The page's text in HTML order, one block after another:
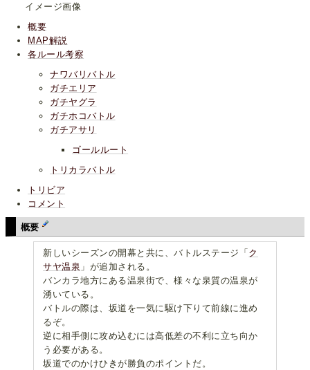
イメージ画像
概要
MAP解説
各ルール考察
ナワバリバトル
ガチエリア
ガチヤグラ
ガチホコバトル
ガチアサリ
ゴールルート
トリカラバトル
トリビア
コメント
概要
新しいシーズンの開幕と共に、バトルステージ「 ク
サヤ温泉 」が追加される。
バンカラ地方にある温泉街で、様々な泉質の温泉が
湧いている。
バトルの際は、坂道を一気に駆け下りて前線に進め
るぞ。
逆に相手側に攻め込むには高低差の不利に立ち向か
う必要がある。
坂道でのかけひきが勝負のポイントだ。